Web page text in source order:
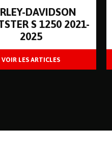
DAVIDSON
S 1250 2021-
2025